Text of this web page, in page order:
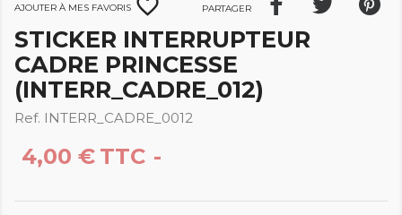
Ajouter à mes favoris favorite_border Partager
STICKER INTERRUPTEUR
CADRE PRINCESSE
(INTERR_CADRE_012)
Ref. INTERR_CADRE_0012
4,00 € TTC